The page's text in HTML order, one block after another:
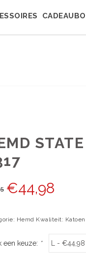
€44,98
Hemd Kwaliteit:
een keuze: *